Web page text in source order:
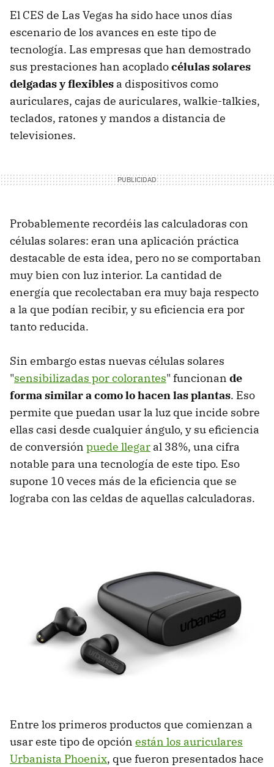
El CES de Las Vegas ha sido hace unos días
escenario de los avances en este tipo de
tecnología. Las empresas que han demostrado
sus prestaciones han acopladocélulas solares
delgadas y flexibles a dispositivos como
auriculares, cajas de auriculares, walkie-talkies,
teclados, ratones y mandos a distancia de
televisiones.
Probablemente recordéis las calculadoras con
células solares: eran una aplicación práctica
destacable de esta idea, pero no se comportaban
muy bien con luz interior. La cantidad de
energía que recolectaban era muy baja respecto
a la que podían recibir, y su eficiencia era por
tanto reducida.
Sin embargo estas nuevas células solares
"sensibilizadas por colorantes" funcionan de
forma similar a como lo hacen las plantas. Eso
permite que puedan usar la luz que incide sobre
ellas casi desde cualquier ángulo, y su eficiencia
de conversión puede llegar al 38%, una cifra
notable para una tecnología de este tipo. Eso
supone 10 veces más de la eficiencia que se
lograba con las celdas de aquellas calculadoras.
Entre los primeros productos que comienzan a
usar este tipo de opción están los auriculares
Urbanista Phoenix, que fueron presentados hace